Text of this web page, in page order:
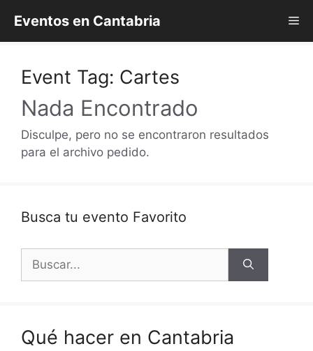
contenido
Eventos en Cantabria
Event Tag: Cartes
Nada Encontrado
Disculpe, pero no se encontraron resultados
para el archivo pedido.
Busca tu evento Favorito
Buscar:
Qué hacer en Cantabria